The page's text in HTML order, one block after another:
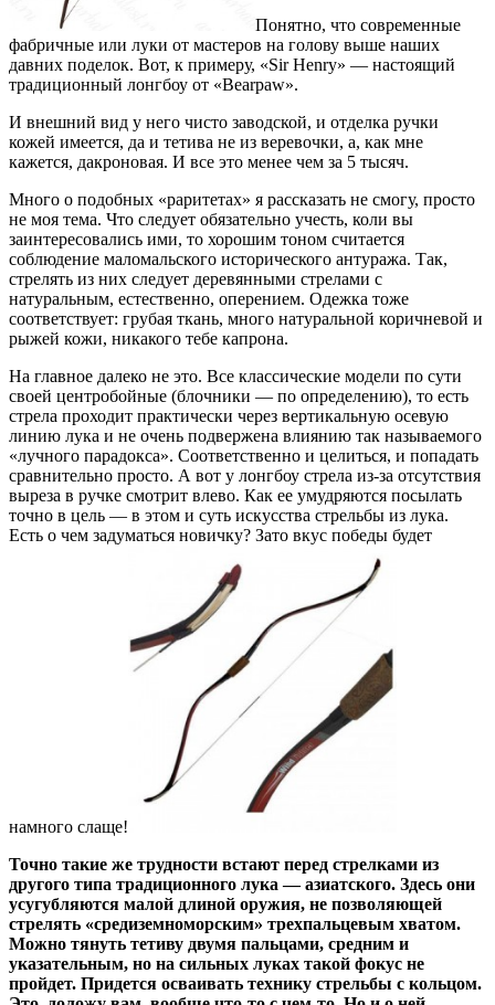
Понятно, что современные
фабричные или луки от мастеров на голову выше наших
давних поделок. Вот, к примеру, «Sir Henry» — настоящий
традиционный лонгбоу от «Bearpaw».
И внешний вид у него чисто заводской, и отделка ручки
кожей имеется, да и тетива не из веревочки, а, как мне
кажется, дакроновая. И все это менее чем за 5 тысяч.
Много о подобных «раритетах» я рассказать не смогу, просто
не моя тема. Что следует обязательно учесть, коли вы
заинтересовались ими, то хорошим тоном считается
соблюдение маломальского исторического антуража. Так,
стрелять из них следует деревянными стрелами с
натуральным, естественно, оперением. Одежка тоже
соответствует: грубая ткань, много натуральной коричневой и
рыжей кожи, никакого тебе капрона.
На главное далеко не это. Все классические модели по сути
своей центробойные (блочники — по определению), то есть
стрела проходит практически через вертикальную осевую
линию лука и не очень подвержена влиянию так называемого
«лучного парадокса». Соответственно и целиться, и попадать
сравнительно просто. А вот у лонгбоу стрела из-за отсутствия
выреза в ручке смотрит влево. Как ее умудряются посылать
точно в цель — в этом и суть искусства стрельбы из лука.
Есть о чем задуматься новичку? Зато вкус победы будет
намного слаще!
Точно такие же трудности встают перед стрелками из
другого типа традиционного лука — азиатского. Здесь они
усугубляются малой длиной оружия, не позволяющей
стрелять «средиземноморским» трехпальцевым хватом.
Можно тянуть тетиву двумя пальцами, средним и
указательным, но на сильных луках такой фокус не
пройдет. Придется осваивать технику стрельбы с кольцом.